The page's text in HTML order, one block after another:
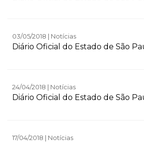
03/05/2018 | Notícias
Diário Oficial do Estado de São
24/04/2018 | Notícias
Diário Oficial do Estado de São
17/04/2018 | Notícias